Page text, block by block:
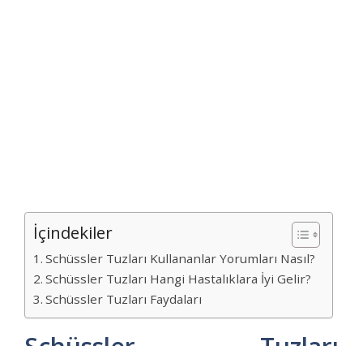
İçindekiler
Schüssler Tuzları Kullananlar Yorumları Nasıl?
Schüssler Tuzları Hangi Hastalıklara İyi Gelir?
Schüssler Tuzları Faydaları